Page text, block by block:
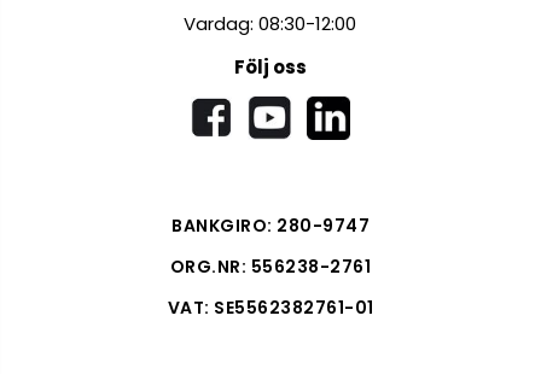
Vardag: 08:30-12:00
Följ oss
BANKGIRO: 280-9747
ORG.NR: 556238-2761
VAT: SE5562382761-01